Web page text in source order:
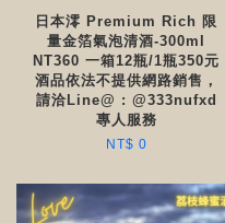
日本澪 Premium Rich 限
量金箔氣泡清酒-300ml
NT360 一箱12瓶/1瓶350元
酒品依法不提供網路銷售，
請洽Line@ : @333nufxd
專人服務
NT$ 0